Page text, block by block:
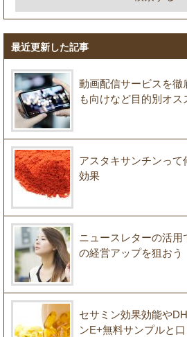
最近更新した記事
動画配信サービスを
も向けなど目的別オス
アスタキサンチンっ
効果
ニュースレターの活
の経営アップを狙おう
セサミン効果効能や
ンE+無料サンプルと口